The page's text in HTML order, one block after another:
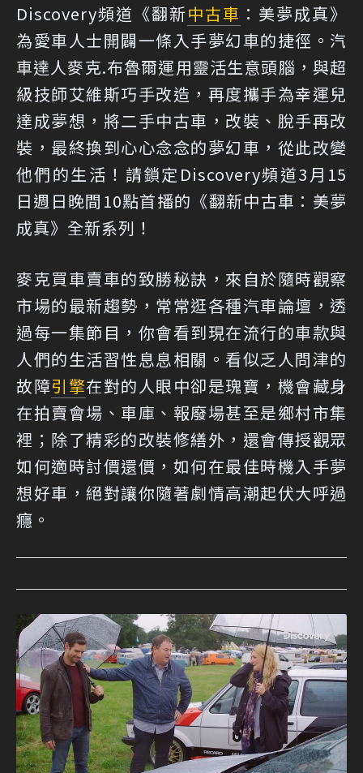
Discovery頻道《翻新中古車 ：美夢成真》
為愛車人士開闢一條入手夢幻車的捷徑。汽
車達人麥克.布魯爾運用靈活生意頭腦，與超
級技師艾維斯巧手改造，再度攜手為幸運兒
達成夢想，將二手中古車，改裝、脫手再改
裝，最終換到心心念念的夢幻車，從此改變
他們的生活！請鎖定Discovery頻道3月15
日週日晚間10點首播的《翻新中古車：美夢
成真》全新系列！
麥克買車賣車的致勝秘訣，來自於隨時觀察
市場的最新趨勢，常常逛各種汽車論壇，透
過每一集節目，你會看到現在流行的車款與
人們的生活習性息息相關。看似乏人問津的
故障引擎在對的人眼中卻是瑰寶，機會藏身
在拍賣會場、車庫、報廢場甚至是鄉村市集
裡；除了精彩的改裝修繕外，還會傳授觀眾
如何適時討價還價，如何在最佳時機入手夢
想好車，絕對讓你隨著劇情高潮起伏大呼過
癮。